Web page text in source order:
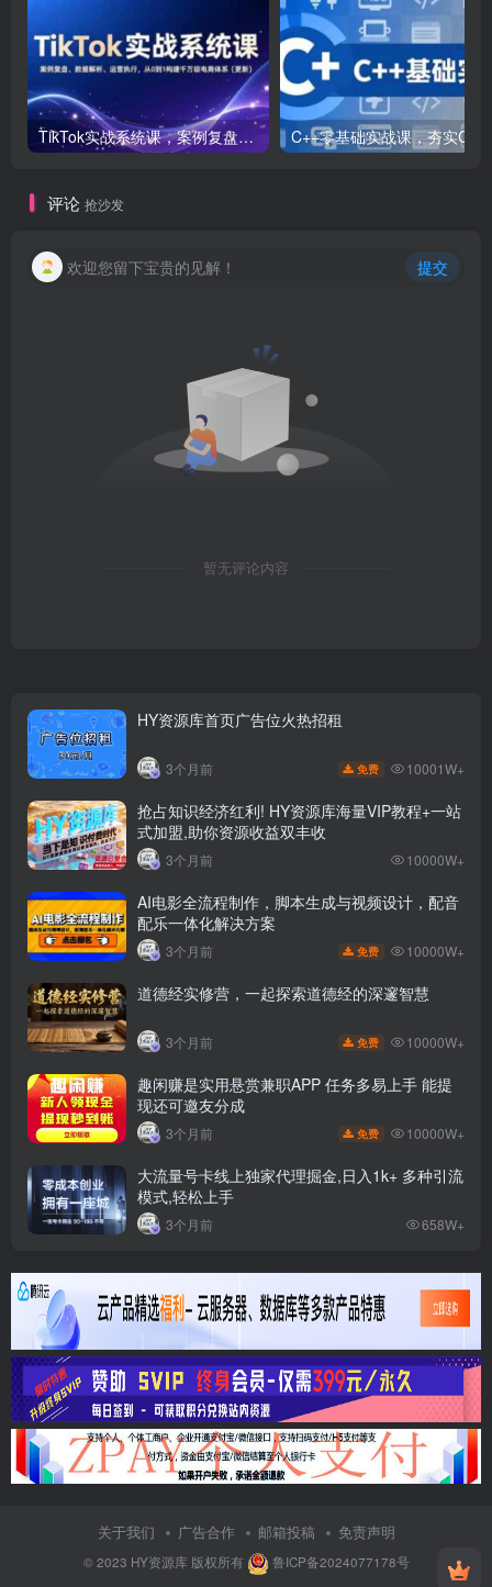
TikTok实战系统课，案例复盘、数据解析、运营执行，从0到1构建千万级电商体系（更新）
评论 抢沙发
欢迎您留下宝贵的见解！ 提交
暂无评论内容
HY资源库首页广告位火热招租
3个月前 免费 10001W+
抢占知识经济红利! HY资源库海量VIP教程+一站
式加盟,助你资源收益双丰收
3个月前 10000W+
AI电影全流程制作，脚本生成与视频设计，配音
配乐一体化解决方案
3个月前 免费 10000W+
道德经实修营，一起探索道德经的深邃智慧
3个月前 免费 10000W+
趣闲赚是实用悬赏兼职APP 任务多易上手 能提
现还可邀友分成
3个月前 免费 10000W+
大流量号卡线上独家代理掘金,日入1k+ 多种引流
模式,轻松上手
3个月前 658W+
关于我们 广告合作 邮箱投稿 免责声明
© 2023 HY资源库版权所有 鲁ICP备2024077178号